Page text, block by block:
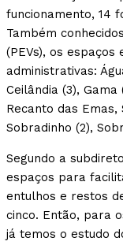
funcionamento, 14
Também
(PEVs), os espaços
administrativas:
Ceilândia (3),
Recanto das Emas,
Sobradinho (2),
Segundo a
espaços para
entulhos e restos
cinco. Então, para
já temos o estudo